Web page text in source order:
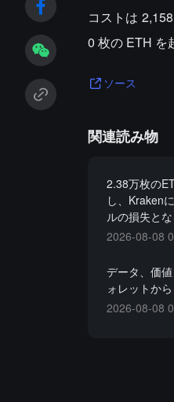
コストは
0 枚の ETH を
ソース
関連読み物
2.38万枚の
し、Kraken
ルの損失とな
2026-08-08
データ、価
ォレットか
2026-08-08